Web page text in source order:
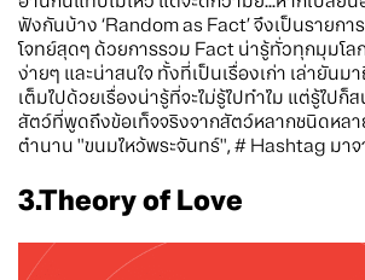
ฟังกันบ้าง ‘Random as Fact’ จึงเป็นรายก
โจทย์สุดๆ ด้วยการรวม Fact น่ารู้ทั่วทุกมุมโล
ง่ายๆ และน่าสนใจ ทั้งที่เป็นเรื่องเก่า เล่ายันม
เต็มไปด้วยเรื่องน่ารู้ที่จะไม่รู้ไปทำไม แต่รู้ไปก็
สัตว์ที่พูดถึงข้อเท็จจริงจากสัตว์หลากชนิดหลา
ตำนาน "ขนมไหว้พระจันทร์", # Hashtag มาจ
3.Theory of Love